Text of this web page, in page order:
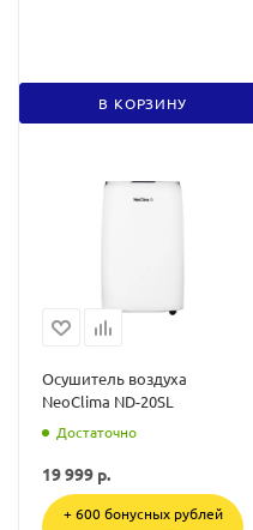
В КОРЗИНУ
Осушитель воздуха
NeoClima ND-20SL
Достаточно
19 999 р.
+ 600 бонусных рублей